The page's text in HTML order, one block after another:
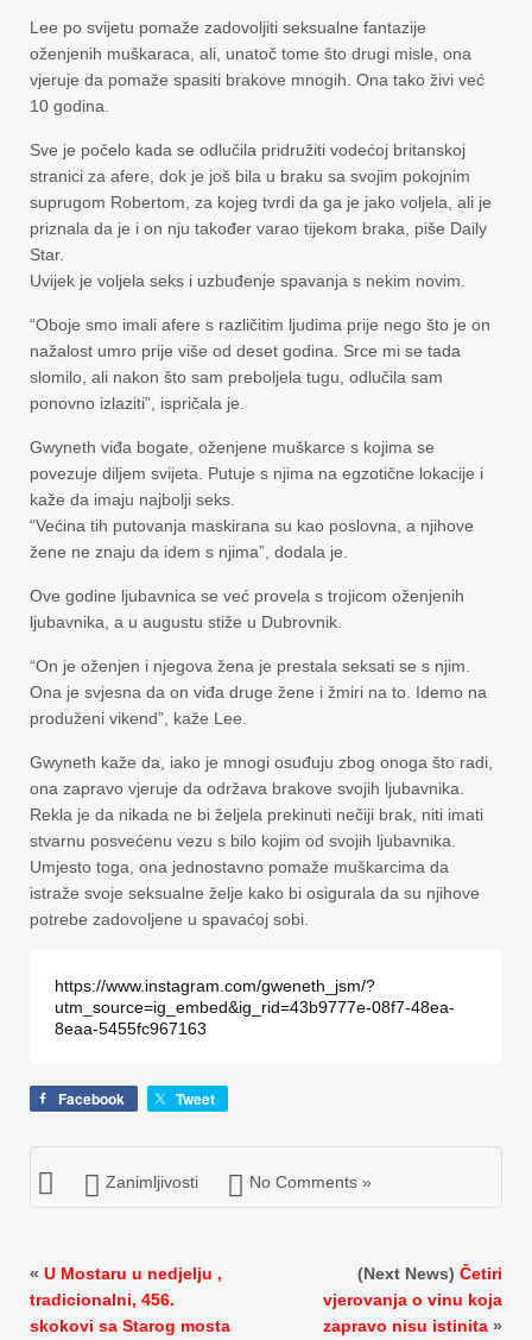
Lee po svijetu pomaže zadovoljiti seksualne fantazije
oženjenih muškaraca, ali, unatoč tome što drugi misle, ona
vjeruje da pomaže spasiti brakove mnogih. Ona tako živi već
10 godina.
Sve je počelo kada se odlučila pridružiti vodećoj britanskoj
stranici za afere, dok je još bila u braku sa svojim pokojnim
suprugom Robertom, za kojeg tvrdi da ga je jako voljela, ali je
priznala da je i on nju također varao tijekom braka, piše Daily
Star.
Uvijek je voljela seks i uzbuđenje spavanja s nekim novim.
“Oboje smo imali afere s različitim ljudima prije nego što je on
nažalost umro prije više od deset godina. Srce mi se tada
slomilo, ali nakon što sam preboljela tugu, odlučila sam
ponovno izlaziti”, ispričala je.
Gwyneth viđa bogate, oženjene muškarce s kojima se
povezuje diljem svijeta. Putuje s njima na egzotične lokacije i
kaže da imaju najbolji seks.
“Većina tih putovanja maskirana su kao poslovna, a njihove
žene ne znaju da idem s njima”, dodala je.
Ove godine ljubavnica se već provela s trojicom oženjenih
ljubavnika, a u augustu stiže u Dubrovnik.
“On je oženjen i njegova žena je prestala seksati se s njim.
Ona je svjesna da on viđa druge žene i žmiri na to. Idemo na
produženi vikend”, kaže Lee.
Gwyneth kaže da, iako je mnogi osuđuju zbog onoga što radi,
ona zapravo vjeruje da održava brakove svojih ljubavnika.
Rekla je da nikada ne bi željela prekinuti nečiji brak, niti imati
stvarnu posvećenu vezu s bilo kojim od svojih ljubavnika.
Umjesto toga, ona jednostavno pomaže muškarcima da
istraže svoje seksualne želje kako bi osigurala da su njihove
potrebe zadovoljene u spavaćoj sobi.
https://www.instagram.com/gweneth_jsm/?
utm_source=ig_embed&ig_rid=43b9777e-08f7-48ea-
8eaa-5455fc967163
Facebook Tweet
Zanimljivosti No Comments »
« U Mostaru u nedjelju ,
tradicionalni, 456.
skokovi sa Starog mosta
(Next News) Četiri
vjerovanja o vinu koja
zapravo nisu istinita »